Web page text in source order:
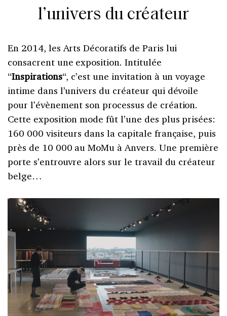
l’univers du créateur
En 2014, les Arts Décoratifs de Paris lui
consacrent une exposition. Intitulée
“Inspirations“, c’est une invitation à un voyage
intime dans l’univers du créateur qui dévoile
pour l’évènement son processus de création.
Cette exposition mode fût l’une des plus prisées:
160 000 visiteurs dans la capitale française, puis
près de 10 000 au MoMu à Anvers. Une première
porte s’entrouvre alors sur le travail du créateur
belge…